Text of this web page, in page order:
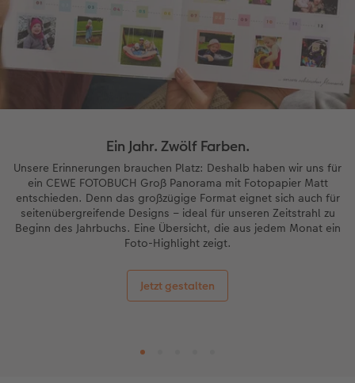
Ein Jahr. Zwölf Farben.
Unsere Erinnerungen brauchen Platz: Deshalb haben wir uns für
ein CEWE FOTOBUCH Groß Panorama mit Fotopapier Matt
entschieden. Denn das großzügige Format eignet sich auch für
seitenübergreifende Designs – ideal für unseren Zeitstrahl zu
Beginn des Jahrbuchs. Eine Übersicht, die aus jedem Monat ein
Foto-Highlight zeigt.
Jetzt gestalten